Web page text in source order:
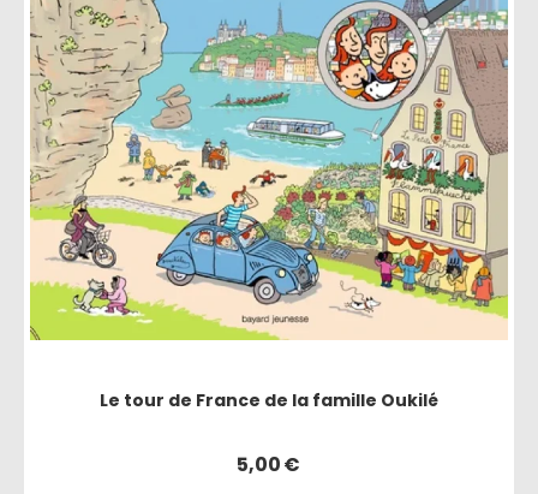
Le tour de France de la famille Oukilé
5,00€